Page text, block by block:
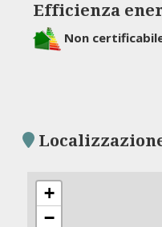
Efficienza
Non